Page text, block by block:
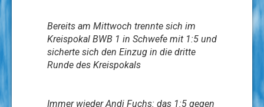
Bereits am Mittwoch trennte sich im
Kreispokal BWB 1 in Schwefe mit 1:5 und
sicherte sich den Einzug in die dritte
Runde des Kreispokals
Immer wieder Andi Fuchs: das 1:5 gegen